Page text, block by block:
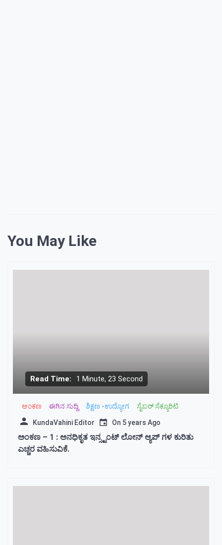
You May Like
Read Time: 1 Minute, 23 Second
ಅಂಕಣ ಈಗಿನ ಸುದ್ದಿ ಶಿಕ್ಷಣ -ಉದ್ಯೋಗ ಸೈಬರ್ ಸೆಕ್ಯೂರಿಟಿ
KundaVahini Editor On 5 years Ago
ಅಂಕಣ – 1 : ಅನಧಿಕೃತ ಇನ್ಸ್ಟಂಟ್ ಲೋನ್ ಆ್ಯಪ್ ಗಳ ಕುರಿತು
ಎಚ್ಚರ ವಹಿಸುವಿಕೆ.